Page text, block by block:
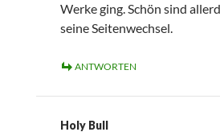
Werke ging. Schön sind
seine Seitenwechsel.
ANTWORTEN
Holy Bull